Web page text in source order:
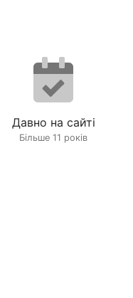
Давно на сайті
Більше 11 років